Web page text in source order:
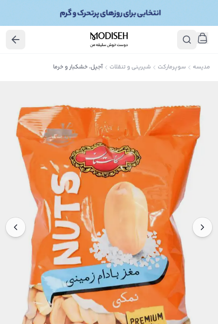
مدیسه سوپرمارکت شیرینی و تنقلات آجیل، خشکبار و خرما